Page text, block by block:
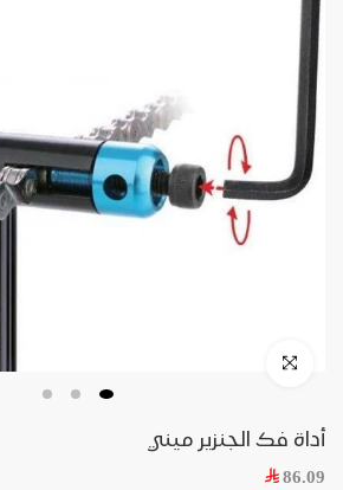
أداة فك الجنزير ميني
86.09